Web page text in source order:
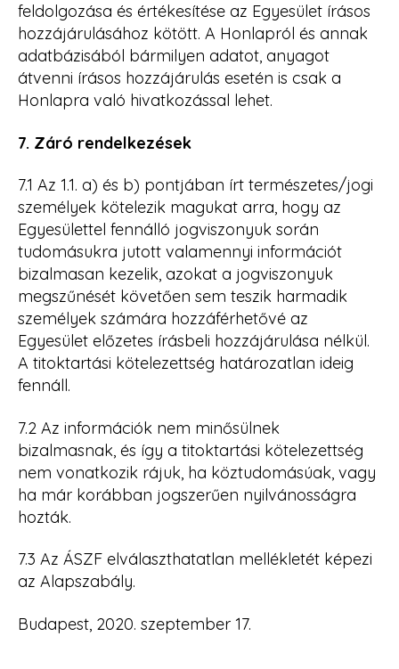
feldolgozása és értékesítése az Egyesület írásos
hozzájárulásához kötött. A Honlapról és annak
adatbázisából bármilyen adatot, anyagot
átvenni írásos hozzájárulás esetén is csak a
Honlapra való hivatkozással lehet.
7. Záró rendelkezések
7.1 Az 1.1. a) és b) pontjában írt természetes/jogi
személyek kötelezik magukat arra, hogy az
Egyesülettel fennálló jogviszonyuk során
tudomásukra jutott valamennyi információt
bizalmasan kezelik, azokat a jogviszonyuk
megszűnését követően sem teszik harmadik
személyek számára hozzáférhetővé az
Egyesület előzetes írásbeli hozzájárulása nélkül.
A titoktartási kötelezettség határozatlan ideig
fennáll.
7.2 Az információk nem minősülnek
bizalmasnak, és így a titoktartási kötelezettség
nem vonatkozik rájuk, ha köztudomásúak, vagy
ha már korábban jogszerűen nyilvánosságra
hozták.
7.3 Az ÁSZF elválaszthatatlan mellékletét képezi
az Alapszabály.
Budapest, 2020. szeptember 17.